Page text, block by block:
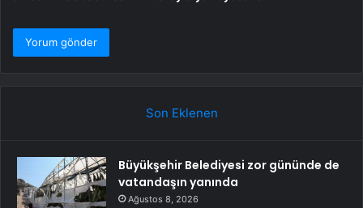
Son Eklenen
Büyükşehir Belediyesi zor gününde de
vatandaşın yanında
Ağustos 8, 2026